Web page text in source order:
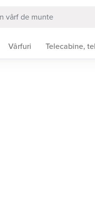
Vârfuri Telecabine,